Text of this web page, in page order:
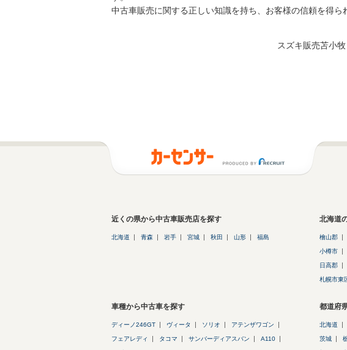
中古車販売に関する正しい知識を持ち、お客様の信頼を得ら
スズキ販売苫小
近くの県から中古車販売店を探す
北海道 青森 岩手 宮城 秋田 山形 福島
北海道
檜山郡
小樽市
日高郡
札幌市東
車種から中古車を探す
ディーノ246GT ヴィータ ソリオ アテンザワゴン
フェアレディ タコマ サンバーディアスバン A110
都道府
北海道
茨城